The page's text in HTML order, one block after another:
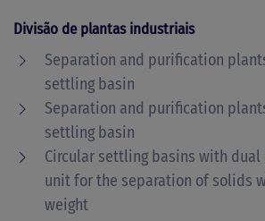
Divisão de plantas industriais
Separation and purification
settling basin
Separation and purification
settling basin
Circular settling basins with
unit for the separation of solids
weight